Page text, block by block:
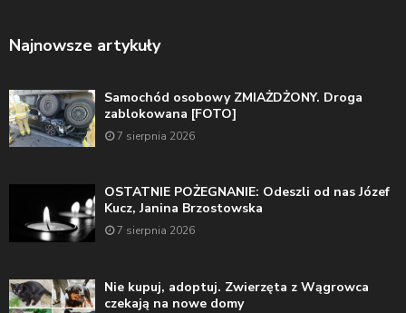
Najnowsze artykuły
Samochód osobowy ZMIAŻDŻONY. Droga
zablokowana [FOTO]
7 sierpnia 2026
OSTATNIE POŻEGNANIE: Odeszli od nas Józef
Kucz, Janina Brzostowska
7 sierpnia 2026
Nie kupuj, adoptuj. Zwierzęta z Wągrowca
czekają na nowe domy